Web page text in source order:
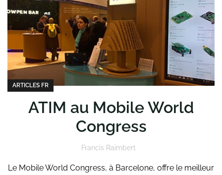
ARTICLES FR
ATIM au Mobile World
Congress
Francis Raimbert
Le Mobile World Congress, à Barcelone, offre le meilleur